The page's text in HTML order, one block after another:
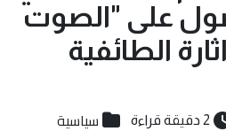
على "الصوت
الطائفية
2 دقيقة قراءة سياسية